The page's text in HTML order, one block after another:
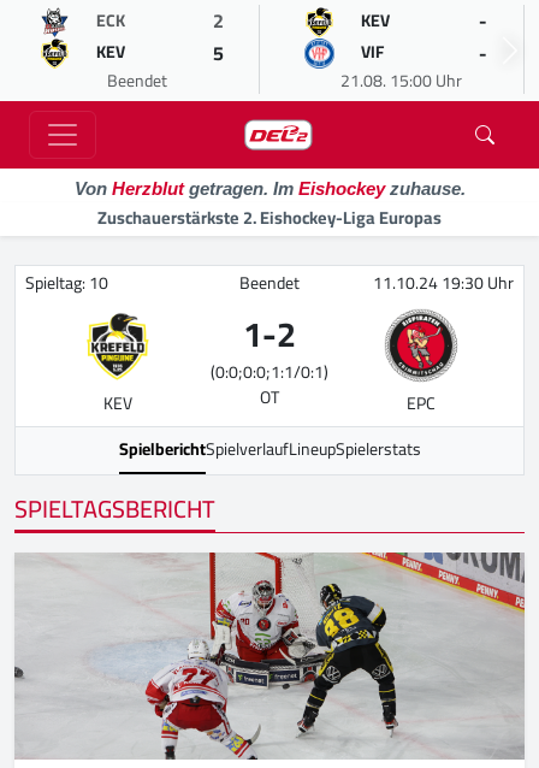
ECK 2
KEV 5
Beendet
KEV -
VIF -
21.08. 15:00 Uhr
Von Herzblutgetragen. Im Eishockeyzuhause.
Zuschauerstärkste 2. Eishockey-Liga Europas
Spieltag: 10 Beendet 11.10.24 19:30 Uhr
KEV
1-2
(0:0;0:0;1:1/0:1)
OT
EPC
SpielberichtSpielverlaufLineupSpielerstats
SPIELTAGSBERICHT